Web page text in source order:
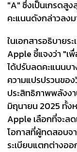
"A" ซึ่งเป็นเกรดสู
คะแนนดังกล่าวลง
ในเอกสารอธิบายร
Apple ชี้แจงว่า "เ
ได้ปรับลดคะแนนบ
ความแปรปรวนขอ
ประสิทธิภาพพลังง
มิถุนายน 2025 ทั้
Apple เลือกที่จะล
โอกาสที่ผู้ทดสอบจ
ระเบียบแตกต่างอ